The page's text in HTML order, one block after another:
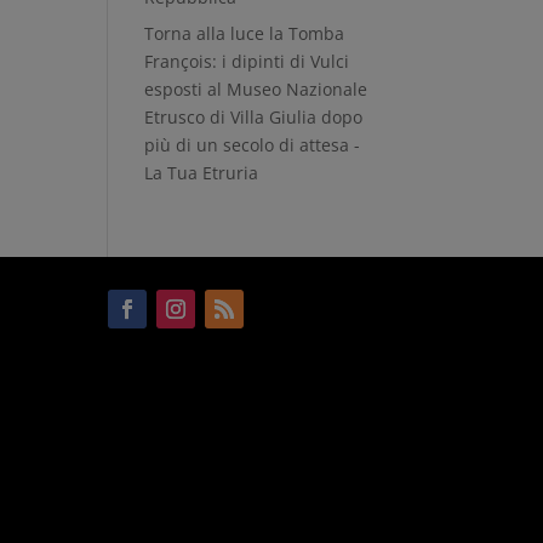
Torna alla luce la Tomba
François: i dipinti di Vulci
esposti al Museo Nazionale
Etrusco di Villa Giulia dopo
più di un secolo di attesa -
La Tua Etruria